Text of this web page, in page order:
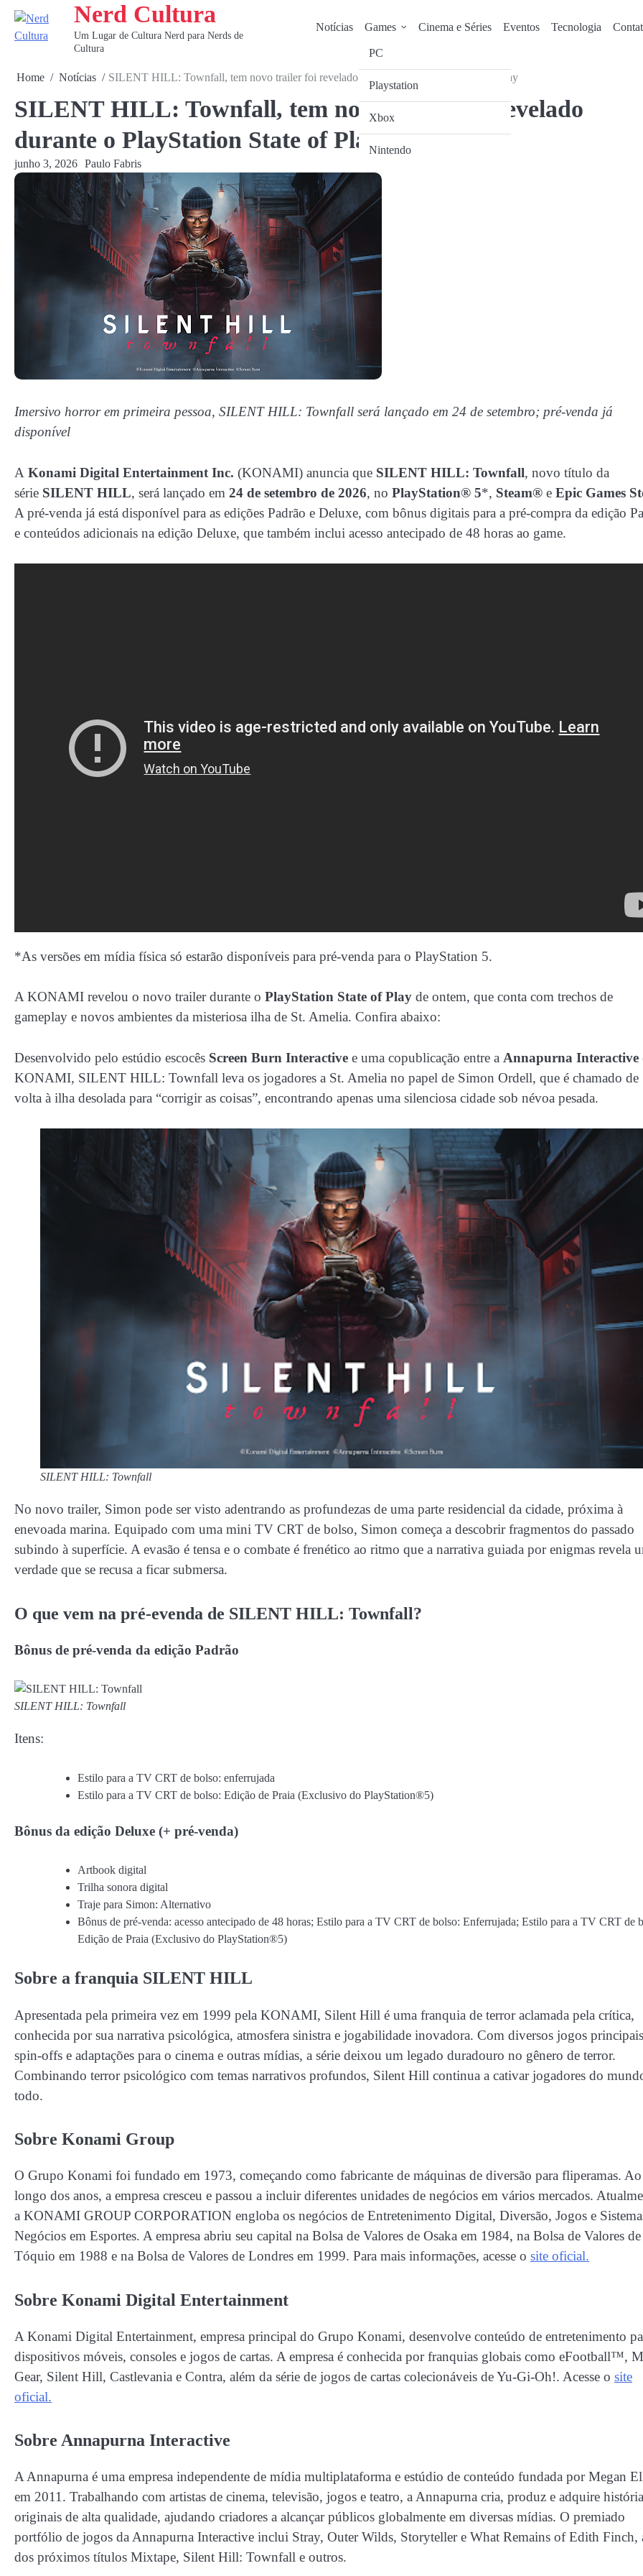
Skip
content
Nerd Cultura
Um Lugar de Cultura Nerd para Nerds de
Cultura
Notícias
Games
PC
Playstation
Xbox
Nintendo
Cinema e Séries Eventos Tecnologia
Home Notícias SILENT HILL: Townfall, tem novo trailer foi revelado durante o PlayStation State of Play
SILENT HILL: Townfall, tem novo trailer foi revelado
durante o PlayStation State of Play
junho 3, 2026 Paulo Fabris
Imersivo horror em primeira pessoa, SILENT HILL: Townfall será lançado em 24 de setembro; pré-venda já
disponível
A Konami Digital Entertainment Inc. (KONAMI) anuncia que SILENT HILL: Townfall, novo título da
série SILENT HILL, será lançado em 24 de setembro de 2026, no PlayStation® 5*, Steam® e Epic Games
A pré-venda já está disponível para as edições Padrão e Deluxe, com bônus digitais para a pré-compra da edição
e conteúdos adicionais na edição Deluxe, que também inclui acesso antecipado de 48 horas ao game.
*As versões em mídia física só estarão disponíveis para pré-venda para o PlayStation 5.
A KONAMI revelou o novo trailer durante o PlayStation State of Play de ontem, que conta com trechos de
gameplay e novos ambientes da misteriosa ilha de St. Amelia. Confira abaixo:
Desenvolvido pelo estúdio escocês Screen Burn Interactive e uma copublicação entre a Annapurna Interactive
KONAMI, SILENT HILL: Townfall leva os jogadores a St. Amelia no papel de Simon Ordell, que é chamado de
volta à ilha desolada para “corrigir as coisas”, encontrando apenas uma silenciosa cidade sob névoa pesada.
SILENT HILL: Townfall
No novo trailer, Simon pode ser visto adentrando as profundezas de uma parte residencial da cidade, próxima à
enevoada marina. Equipado com uma mini TV CRT de bolso, Simon começa a descobrir fragmentos do passado
subindo à superfície. A evasão é tensa e o combate é frenético ao ritmo que a narrativa guiada por enigmas revela
verdade que se recusa a ficar submersa.
O que vem na pré-evenda de SILENT HILL: Townfall?
Bônus de pré-venda da edição Padrão
SILENT HILL: Townfall
Itens:
Estilo para a TV CRT de bolso: enferrujada
Estilo para a TV CRT de bolso: Edição de Praia (Exclusivo do PlayStation®5)
Bônus da edição Deluxe (+ pré-venda)
Artbook digital
Trilha sonora digital
Traje para Simon: Alternativo
Bônus de pré-venda: acesso antecipado de 48 horas; Estilo para a TV CRT de bolso: Enferrujada; Estilo para a TV CRT de
Edição de Praia (Exclusivo do PlayStation®5)
Sobre a franquia SILENT HILL
Apresentada pela primeira vez em 1999 pela KONAMI, Silent Hill é uma franquia de terror aclamada pela crítica,
conhecida por sua narrativa psicológica, atmosfera sinistra e jogabilidade inovadora. Com diversos jogos
spin-offs e adaptações para o cinema e outras mídias, a série deixou um legado duradouro no gênero de terror.
Combinando terror psicológico com temas narrativos profundos, Silent Hill continua a cativar jogadores do
todo.
Sobre Konami Group
O Grupo Konami foi fundado em 1973, começando como fabricante de máquinas de diversão para fliperamas. Ao
longo dos anos, a empresa cresceu e passou a incluir diferentes unidades de negócios em vários mercados.
a KONAMI GROUP CORPORATION engloba os negócios de Entretenimento Digital, Diversão, Jogos e
Negócios em Esportes. A empresa abriu seu capital na Bolsa de Valores de Osaka em 1984, na Bolsa de Valores de
Tóquio em 1988 e na Bolsa de Valores de Londres em 1999. Para mais informações, acesse o site oficial.
Sobre Konami Digital Entertainment
A Konami Digital Entertainment, empresa principal do Grupo Konami, desenvolve conteúdo de entretenimento
dispositivos móveis, consoles e jogos de cartas. A empresa é conhecida por franquias globais como eFootball™,
Gear, Silent Hill, Castlevania e Contra, além da série de jogos de cartas colecionáveis de ​​Yu-Gi-Oh!. Acesse o site
oficial.
Sobre Annapurna Interactive
A Annapurna é uma empresa independente de mídia multiplataforma e estúdio de conteúdo fundada por Megan
em 2011. Trabalhando com artistas de cinema, televisão, jogos e teatro, a Annapurna cria, produz e adquire
originais de alta qualidade, ajudando criadores a alcançar públicos globalmente em diversas mídias. O premiado
portfólio de jogos da Annapurna Interactive inclui Stray, Outer Wilds, Storyteller e What Remains of Edith Finch,
dos próximos títulos Mixtape, Silent Hill: Townfall e outros.